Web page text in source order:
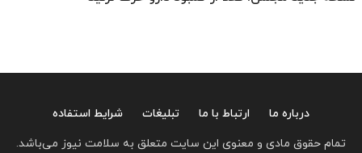
درباره ما ارتباط با ما تبلیغات
شرایط استفاده
تمام حقوق مادی و معنوی این سایت متعلق به سلامت نیوز می‌باشد.